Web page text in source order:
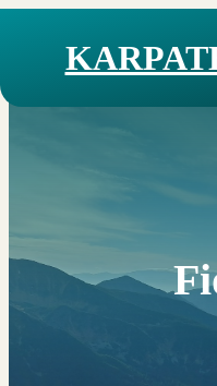
tartalomba